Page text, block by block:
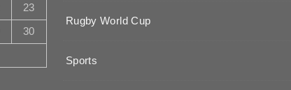
23
30
Rugby World Cup
Sports